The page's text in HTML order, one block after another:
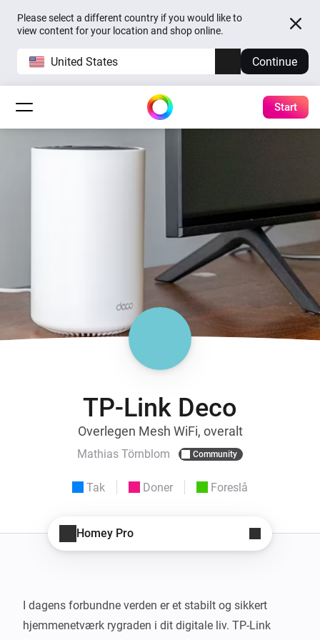
Please select a different country if you would like to
view content for your location and shop online.
United States Continue
Start
TP-Link Deco
Overlegen Mesh WiFi, overalt
Mathias Törnblom Community
Tak Doner Foreslå
Homey Pro
I dagens forbundne verden er et stabilt og sikkert
hjemmenetværk rygraden i dit digitale liv. TP-Link